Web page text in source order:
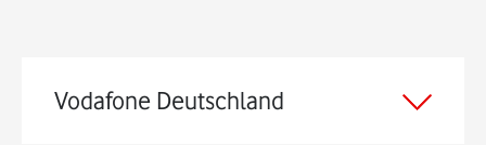
Vodafone Deutschland